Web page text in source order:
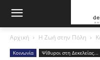
Αρχική Η Ζωή στην Πόλη
Κοινωνία Ψίθυροι στη Δεκελείας...